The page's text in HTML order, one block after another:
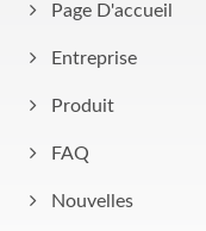
Page D'accueil
Entreprise
Produit
FAQ
Nouvelles